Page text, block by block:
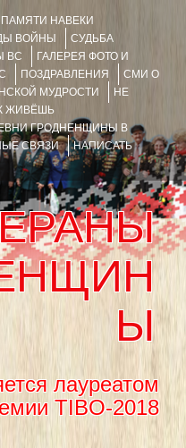
ПАМЯТИ НАВЕКИ
ВОЙНЫ
СУДЬБА
ВС
ГАЛЕРЕЯ ФОТО И
ПОЗДРАВЛЕНИЯ
СМИ О
МУДРОСТИ
НЕ
ЖИВЁШЬ
ГРОДНЕНЩИНЫ В
СВЯЗИ
НАПИСАТЬ
Ы
лауреатом
TIBO-2018